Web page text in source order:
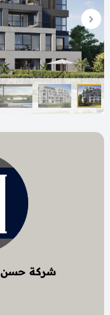
شركة حسن